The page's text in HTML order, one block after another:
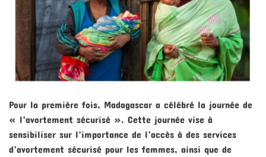
Pour la première fois, Madagascar a célébré la journée de
« l’avortement sécurisé ». Cette journée vise à
sensibiliser sur l’importance de l’accès à des services
d’avortement sécurisé pour les femmes, ainsi que de